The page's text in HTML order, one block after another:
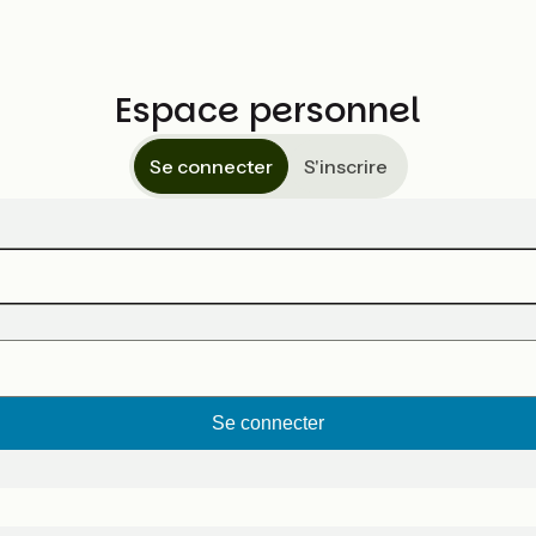
Espace personnel
Se connecter S'inscrire